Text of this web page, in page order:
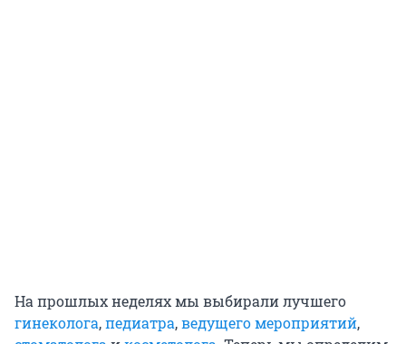
На прошлых неделях мы выбирали лучшего
гинеколога,педиатра,ведущего мероприятий,